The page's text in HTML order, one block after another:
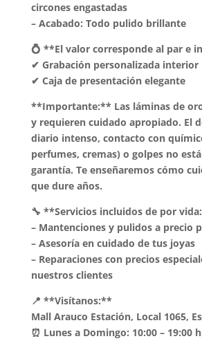
circones engastadas
– Acabado: Todo pulido brillante
💍 **El valor corresponde al par e
✔ Grabación personalizada interior
✔ Caja de presentación elegante
**Importante:** Las láminas de
y requieren cuidado apropiado. El
diario intenso, contacto con
perfumes, cremas) o golpes no
garantía. Te enseñaremos cómo
que dure años.
🔧 **Servicios incluidos de por
– Mantenciones y pulidos a precio
– Asesoría en cuidado de tus joyas
– Reparaciones con precios
nuestros clientes
📍 **Visítanos:**
Mall Arauco Estación, Local 1065,
⏰ Lunes a Domingo: 10:00 – 19:00